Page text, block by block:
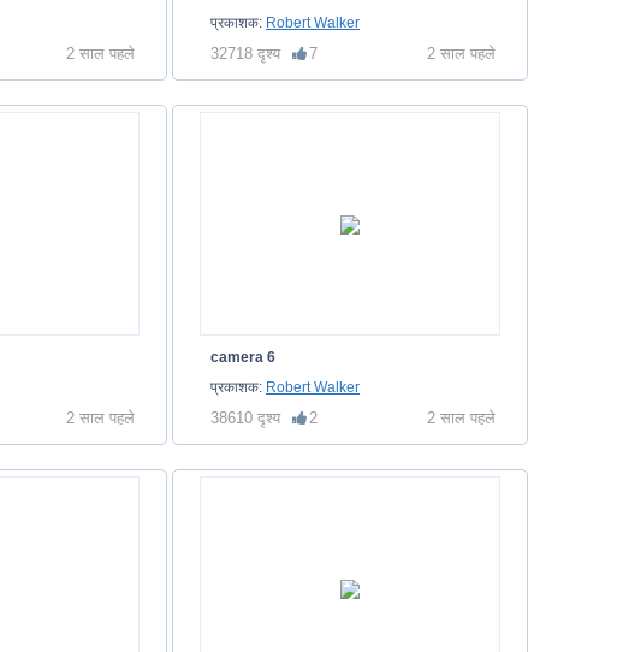
2 साल पहले
प्रकाशक: Robert Walker
32718 दृश्य 7 2 साल पहले
2 साल पहले
camera 6
प्रकाशक: Robert Walker
38610 दृश्य 2 2 साल पहले